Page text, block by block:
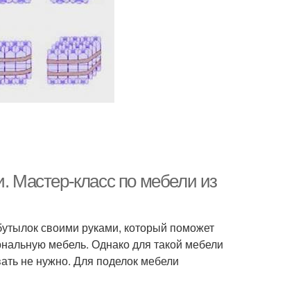
Мастер-класс по мебели из
своими руками, который поможет
мебель. Однако для такой мебели
не нужно. Для поделок мебели